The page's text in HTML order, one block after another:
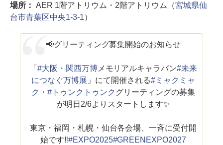
場所： AER 1階アトリウム・2階アトリウム（宮城県仙
台市青葉区中央1-3-1）
📢グリーティング募集開始のお知らせ
「 #大阪・関西万博メモリアルキャラバン#未来
につなぐ万博展 」にて開催される#ミャクミャ
ク ・#トゥンクトゥンク グリーティングの募集
が明日2/6よりスタートします✨
東京・福岡・札幌・仙台各会場、一斉に受付開
始です‼️#EXPO2025#GREENEXPO2027